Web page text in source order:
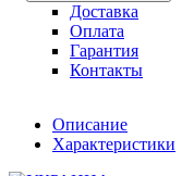
Доставка
Оплата
Гарантия
Контакты
Описание
Характеристики